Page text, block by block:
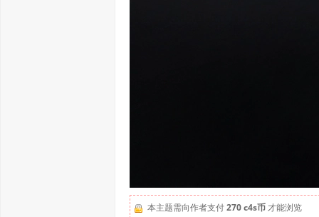
本主题需向作者支付270 c4s币才能浏览